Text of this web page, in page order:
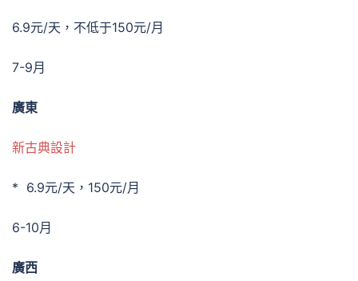
6.9元/天，不低于150元/月
7-9月
廣東
新古典設計
* 6.9元/天，150元/月
6-10月
廣西